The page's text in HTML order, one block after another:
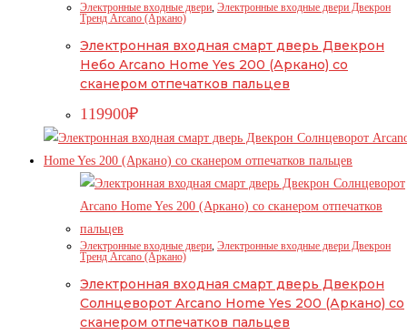
Электронные входные двери, Электронные входные двери Двекрон
Тренд Arcano (Аркано)
Электронная входная смарт дверь Двекрон
Небо Arcano Home Yes 200 (Аркано) со
сканером отпечатков пальцев
119900₽
Электронные входные двери, Электронные входные двери Двекрон
Тренд Arcano (Аркано)
Электронная входная смарт дверь Двекрон
Солнцеворот Arcano Home Yes 200 (Аркано) со
сканером отпечатков пальцев